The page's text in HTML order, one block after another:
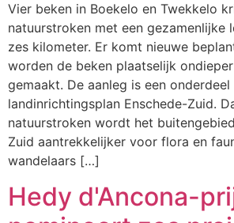
Vier beken in Boekelo en Twekkelo
natuurstroken met een gezamenlijke
zes kilometer. Er komt nieuwe
worden de beken plaatselijk
gemaakt. De aanleg is een onderdeel
landinrichtingsplan Enschede-Zuid.
natuurstroken wordt het
Zuid aantrekkelijker voor flora en
wandelaars […]
Hedy d'Ancona-